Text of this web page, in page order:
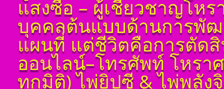
แสงซื่อ – ผู้เชี่ยวชาญโห
บุคคลต้นแบบด้านการพัฒ
แผนที่ แต่ชีวิตคือการตัด
ออนไลน์–โทรศัพท์ โหรา
ทุกมิติ) ไพ่ยิปซี & ไพ่พลัง